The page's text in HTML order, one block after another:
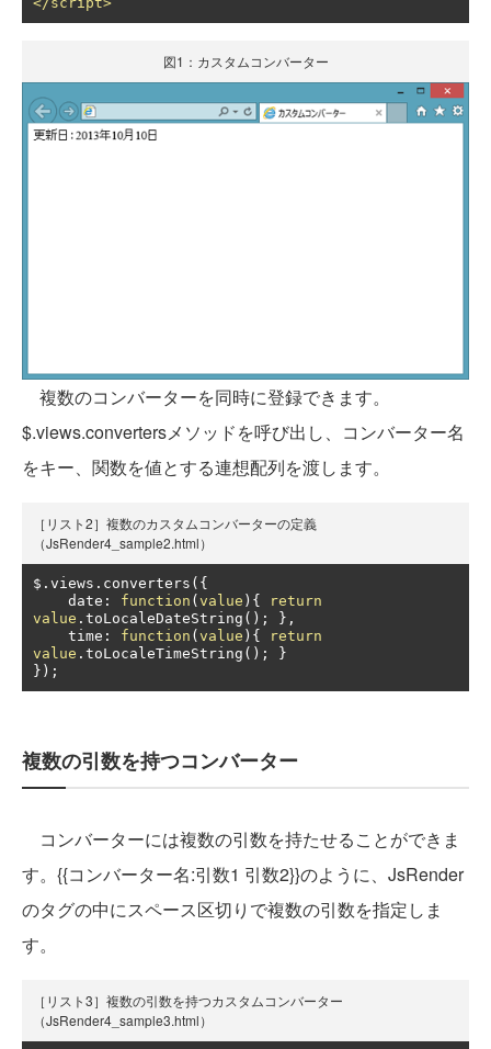
図1：カスタムコンバーター
複数のコンバーターを同時に登録できます。
$.views.convertersメソッドを呼び出し、コンバーター名
をキー、関数を値とする連想配列を渡します。
［リスト2］複数のカスタムコンバーターの定義
（JsRender4_sample2.html）
$ . views . converters ({
    date
: function ( value ){
return
value . toLocaleDateString ();
},
    time
: function ( value ){
return
value . toLocaleTimeString ();
}
});
複数の引数を持つコンバーター
コンバーターには複数の引数を持たせることができま
す。{{コンバーター名:引数1 引数2}}のように、JsRender
のタグの中にスペース区切りで複数の引数を指定しま
す。
［リスト3］複数の引数を持つカスタムコンバーター
（JsRender4_sample3.html）